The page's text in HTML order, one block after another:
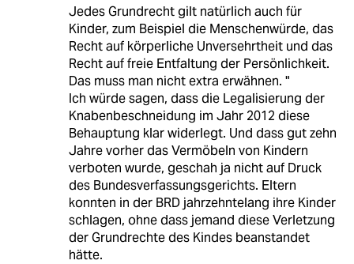
Jedes Grundrecht gilt natürlich auch für
Kinder, zum Beispiel die Menschenwürde, das
Recht auf körperliche Unversehrtheit und das
Recht auf freie Entfaltung der Persönlichkeit.
Das muss man nicht extra erwähnen. "
Ich würde sagen, dass die Legalisierung der
Knabenbeschneidung im Jahr 2012 diese
Behauptung klar widerlegt. Und dass gut zehn
Jahre vorher das Vermöbeln von Kindern
verboten wurde, geschah ja nicht auf Druck
des Bundesverfassungsgerichts. Eltern
konnten in der BRD jahrzehntelang ihre Kinder
schlagen, ohne dass jemand diese Verletzung
der Grundrechte des Kindes beanstandet
hätte.